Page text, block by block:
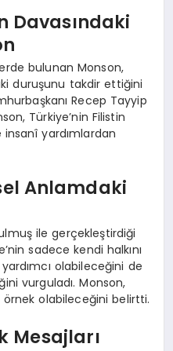
Davasındaki
bulunan Monson,
duruşunu takdir ettiğini
Recep Tayyip
Türkiye’nin Filistin
yardımlardan
Anlamdaki
ile gerçekleştirdiği
sadece kendi halkını
olabileceğini de
vurguladı. Monson,
örnek olabileceğini belirtti.
Mesajları